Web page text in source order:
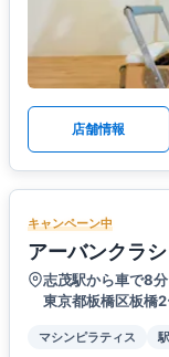
店舗情報
キャンペーン中
アーバンクラ
志茂駅から車で8分
東京都板橋区板橋
マシンピラティス